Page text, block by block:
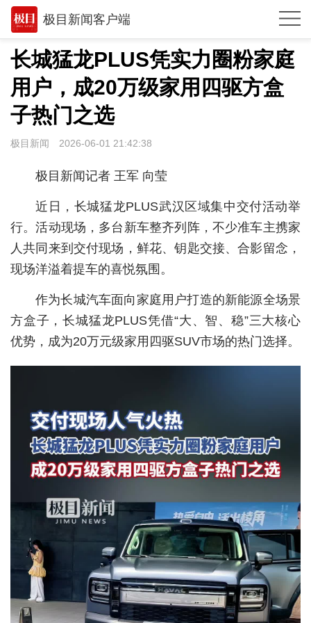
极目新闻客户端
推荐
观点
时政
湖北
环球
专题
极客圈
经济
城建
科教
悠游
相亲
汽车
房产
消费
创意
文化
长城猛龙PLUS凭实力圈粉家庭
用户，成20万级家用四驱方盒
子热门之选
极目新闻 2026-06-01 21:42:38
极目新闻记者 王军 向莹
近日，长城猛龙PLUS武汉区域集中交付活动举
行。活动现场，多台新车整齐列阵，不少准车主携家
人共同来到交付现场，鲜花、钥匙交接、合影留念，
现场洋溢着提车的喜悦氛围。
作为长城汽车面向家庭用户打造的新能源全场景
方盒子，长城猛龙PLUS凭借“大、智、稳”三大核心
优势，成为20万元级家用四驱SUV市场的热门选择。